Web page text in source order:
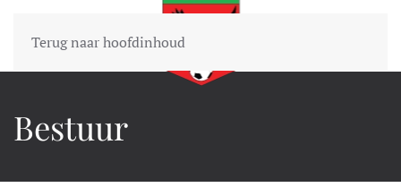
Terug naar hoofdinhoud
Bestuur